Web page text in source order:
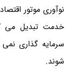
نوآوری موتور
خدمت تبدیل می
سرمایه گذاری
شوند.